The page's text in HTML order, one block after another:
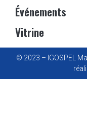
Événements
Vitrine
© 2023 – IGOSPEL